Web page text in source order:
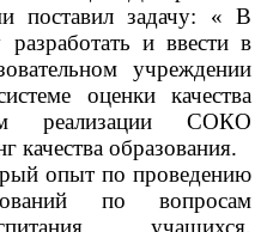
поставил задачу: « В
и ввести в
учреждении
оценки качества
реализации СОКО
качества образования.
опыт по проведению
по вопросам